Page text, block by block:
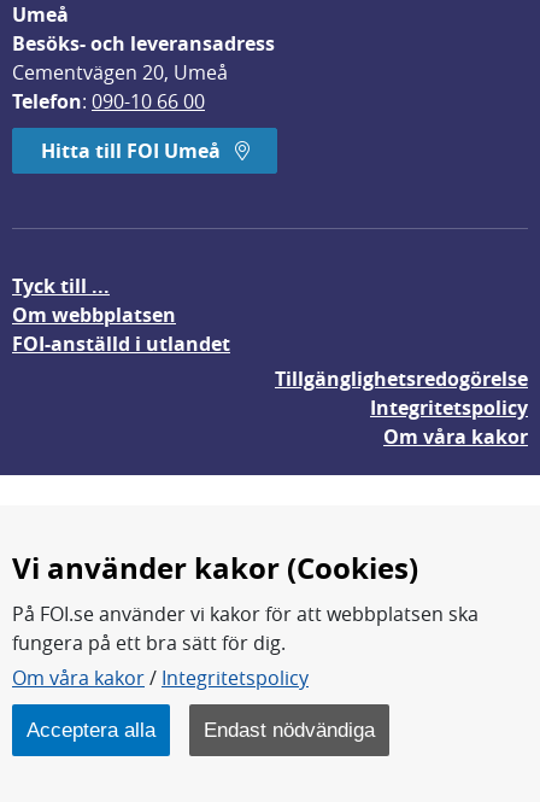
Umeå
Besöks- och leveransadress
Cementvägen 20, Umeå
Telefon: 090-10 66 00
Hitta till FOI Umeå
Tyck till ...
Om webbplatsen
FOI-anställd i utlandet
Tillgänglighetsredogörelse
Integritetspolicy
Om våra kakor
FOI forskar för en säkrare värld.
FOI:s kärnverksamhet är forskning, metod- och
teknikutveckling samt analyser och studier.
Myndigheten ligger under Försvarsdepartementet.
Vi använder kakor (Cookies)
På FOI.se använder vi kakor för att webbplatsen ska
fungera på ett bra sätt för dig.
Om våra kakor/ Integritetspolicy
Acceptera alla Endast nödvändiga